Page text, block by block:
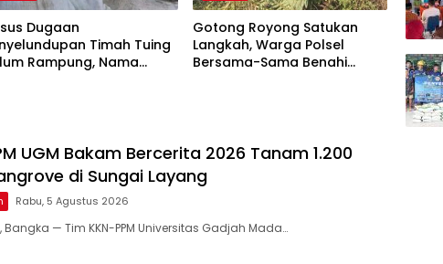
Dugaan
Timah Tuing
Rampung, Nama
Gotong Royong Satukan
Langkah, Warga Polsel
Bersama-Sama Benahi
UGM Bakam Bercerita 2026 Tanam 1.200
di Sungai Layang
Rabu, 5 Agustus 2026
Bangka — Tim KKN-PPM Universitas Gadjah Mada…